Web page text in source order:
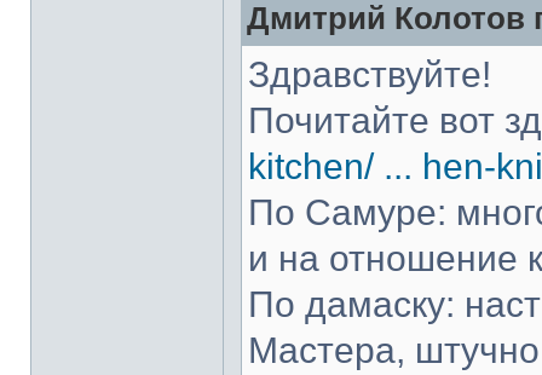
Дмитрий Колотов
Здравствуйте!
Почитайте вот
kitchen/ ... hen-
По Самуре:
и на отношение
По дамаску:
Мастера,